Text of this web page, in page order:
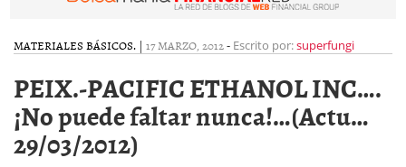
MATERIALES BÁSICOS. | 17 MARZO, 2012- Escrito por:superfungi
PEIX.-PACIFIC ETHANOL INC….
¡No puede faltar nunca!…(Actu…
29/03/2012)